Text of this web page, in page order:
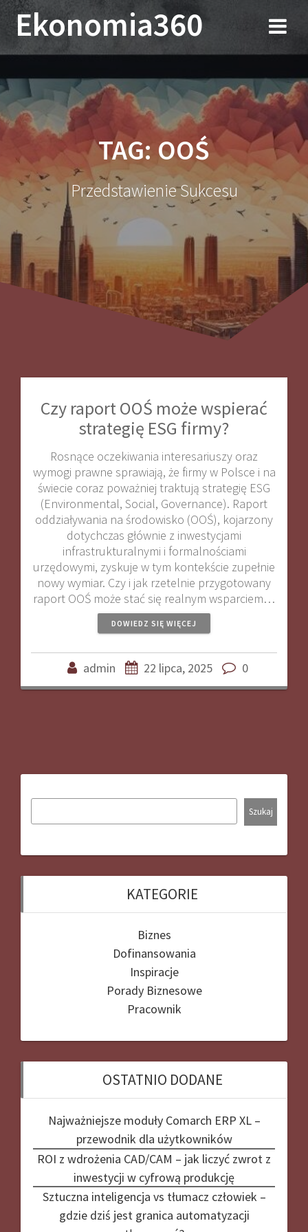
do
treści
Ekonomia360
TAG:OOŚ
Przedstawienie Sukcesu
Czy raport OOŚ może wspierać
strategię ESG firmy?
Rosnące oczekiwania interesariuszy oraz
wymogi prawne sprawiają, że firmy w Polsce i na
świecie coraz poważniej traktują strategię ESG
(Environmental, Social, Governance). Raport
oddziaływania na środowisko (OOŚ), kojarzony
dotychczas głównie z inwestycjami
infrastrukturalnymi i formalnościami
urzędowymi, zyskuje w tym kontekście zupełnie
nowy wymiar. Czy i jak rzetelnie przygotowany
raport OOŚ może stać się realnym wsparciem…
DOWIEDZ SIĘ WIĘCEJ
admin 22 lipca, 2025 0
Szukaj
KATEGORIE
Biznes
Dofinansowania
Inspiracje
Porady Biznesowe
Pracownik
OSTATNIO DODANE
Najważniejsze moduły Comarch ERP XL –
przewodnik dla użytkowników
ROI z wdrożenia CAD/CAM – jak liczyć zwrot z
inwestycji w cyfrową produkcję
Sztuczna inteligencja vs tłumacz człowiek –
gdzie dziś jest granica automatyzacji